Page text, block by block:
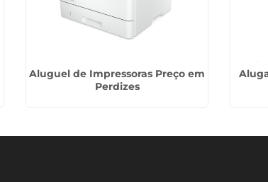
Aluguel de Impressoras Preço em
Perdizes